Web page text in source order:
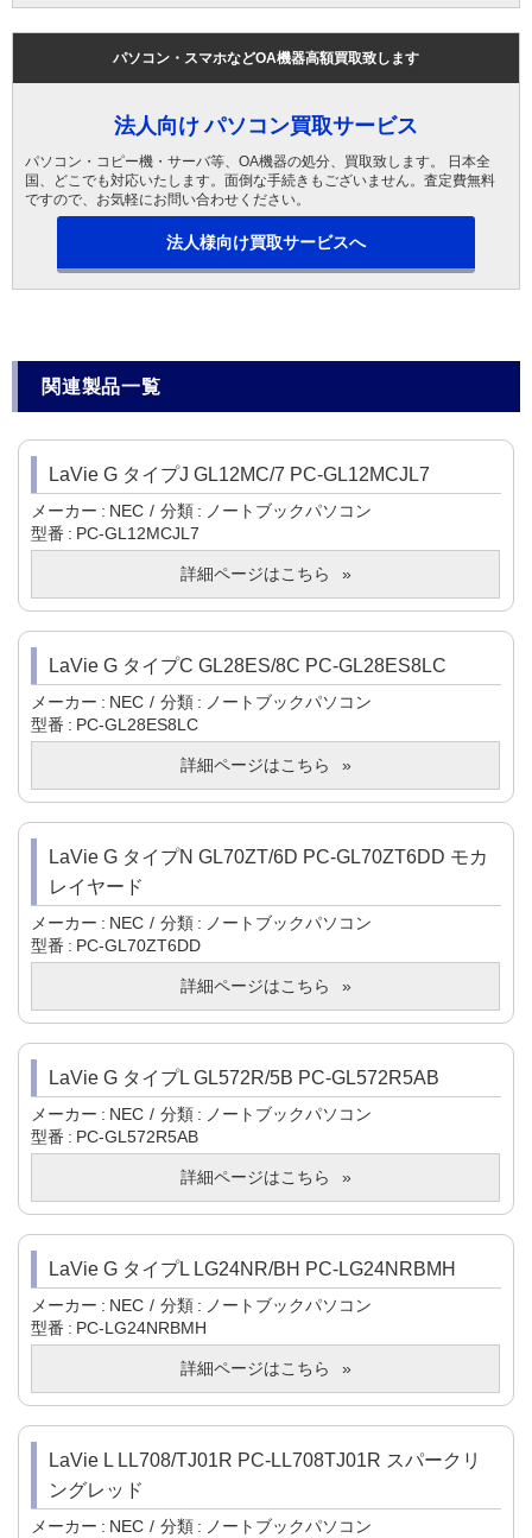
パソコン・スマホなどOA機器高額買取致します
法人向け パソコン買取サービス
パソコン・コピー機・サーバ等、OA機器の処分、買取致します。 日本全
国、どこでも対応いたします。面倒な手続きもございません。査定費無料
ですので、お気軽にお問い合わせください。
法人様向け買取サービスへ
関連製品一覧
LaVie G タイプJ GL12MC/7 PC-GL12MCJL7
メーカー NEC 分類
ノートブックパソコン
型番
PC-GL12MCJL7
詳細ページはこちら
LaVie G タイプC GL28ES/8C PC-GL28ES8LC
メーカー NEC 分類
ノートブックパソコン
型番
PC-GL28ES8LC
詳細ページはこちら
LaVie G タイプN GL70ZT/6D PC-GL70ZT6DD モカ
レイヤード
メーカー NEC 分類
ノートブックパソコン
型番
PC-GL70ZT6DD
詳細ページはこちら
LaVie G タイプL GL572R/5B PC-GL572R5AB
メーカー NEC 分類
ノートブックパソコン
型番
PC-GL572R5AB
詳細ページはこちら
LaVie G タイプL LG24NR/BH PC-LG24NRBMH
メーカー NEC 分類
ノートブックパソコン
型番
PC-LG24NRBMH
詳細ページはこちら
LaVie L LL708/TJ01R PC-LL708TJ01R スパークリ
ングレッド
メーカー NEC 分類
ノートブックパソコン